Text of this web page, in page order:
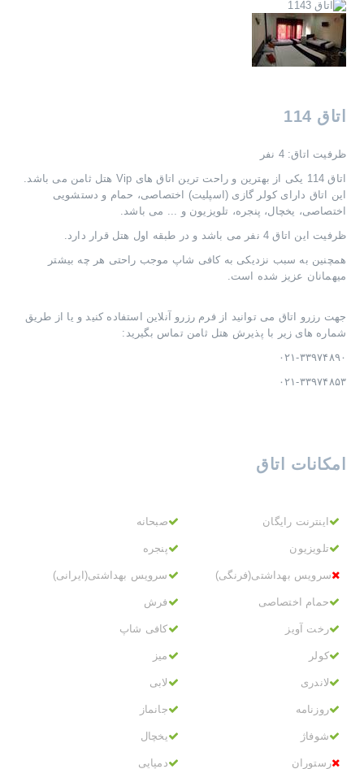
اتاق 114
ظرفیت اتاق:4 نفر
اتاق 114 یکی از بهترین و راحت ترین اتاق های Vip هتل ثامن می باشد.
این اتاق دارای کولر گازی (اسپلیت) اختصاصی، حمام و دستشویی
اختصاصی، یخچال، پنجره، تلویزیون و ... می باشد.
ظرفیت این اتاق 4 نفر می باشد و در طبقه اول هتل قرار دارد.
همچنین به سبب نزدیکی به کافی شاپ موجب راحتی هر چه بیشتر
میهمانان عزیز شده است.
جهت رزرو اتاق می توانید از فرم رزرو آنلاین استفاده کنید و یا از طریق
شماره های زیر با پذیرش هتل ثامن تماس بگیرید:
۰۲۱-۳۳۹۷۴۸۹۰
۰۲۱-۳۳۹۷۴۸۵۳
امکانات اتاق
اینترنت رایگان صبحانه
تلویزیون پنجره
سرویس بهداشتی(فرنگی) سرویس بهداشتی(ایرانی)
حمام اختصاصی فرش
رخت آویز کافی شاپ
کولر میز
لاندری لابی
روزنامه جانماز
شوفاژ یخچال
رستوران دمپایی